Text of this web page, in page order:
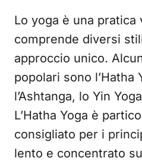
Lo yoga è una pratica
comprende diversi
approccio unico.
popolari sono l’Hatha
l’Ashtanga, lo Yin
L’Hatha Yoga è
consigliato per i
lento e concentrato